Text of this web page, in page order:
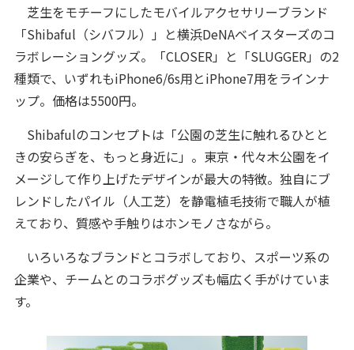
芝生をモチーフにしたモバイルアクセサリーブランド
「Shibaful（シバフル）」と横浜DeNAベイスターズのコ
ラボレーショングッズ。「CLOSER」と「SLUGGER」の2
種類で、いずれもiPhone6/6s用とiPhone7用をラインナ
ップ。価格は5500円。
Shibafulのコンセプトは「公園の芝生に触れるひとと
きの安らぎを、もっと身近に」。東京・代々木公園をイ
メージして作り上げたデザインが最大の特徴。独自にブ
レンドしたパイル（人工芝）を静電植毛技術で職人が植
えており、質感や手触りはホンモノさながら。
いろいろなブランドとコラボしており、スポーツ系の
企業や、チームとのコラボグッズも幅広く手がけていま
す。